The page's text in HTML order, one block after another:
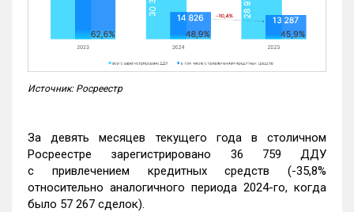
Источник: Росреестр
За девять месяцев текущего года в столичном
Росреестре зарегистрировано 36 759 ДДУ
с привлечением кредитных средств (-35,8%
относительно аналогичного периода 2024-го, когда
было 57 267 сделок).